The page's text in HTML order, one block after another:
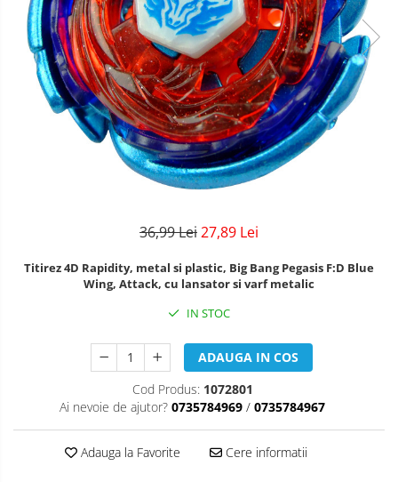
36,99 Lei27,89 Lei
Titirez 4D Rapidity, metal si plastic, Big Bang Pegasis F:D Blue
Wing, Attack, cu lansator si varf metalic
IN STOC
ADAUGA IN COS
Cod Produs: 1072801
Ai nevoie de ajutor? 0735784969 / 0735784967
Adauga la Favorite Cere informatii